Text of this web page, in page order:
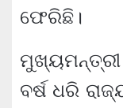
ଫେରିଛି।
ବର୍ଷ ଧରି